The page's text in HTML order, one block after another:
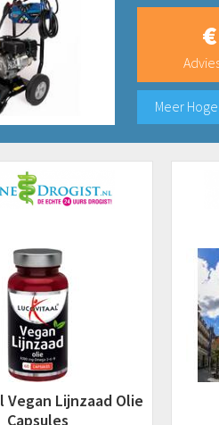
Meer
Vegan Lijnzaad Olie
Capsules